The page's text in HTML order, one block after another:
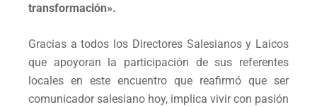
transformación».
Gracias a todos los Directores Salesianos y Laicos
que apoyoran la participación de sus referentes
locales en este encuentro que reafirmó que ser
comunicador salesiano hoy, implica vivir con pasión